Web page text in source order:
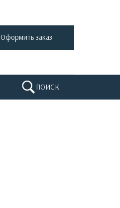
Оформить заказ
ПОИСК